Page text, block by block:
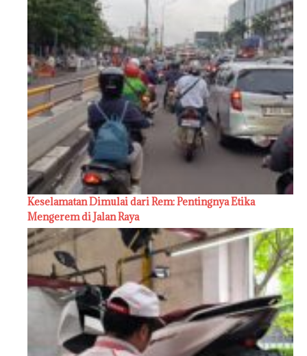
Keselamatan Dimulai dari Rem: Pentingnya Etika
Mengerem di Jalan Raya